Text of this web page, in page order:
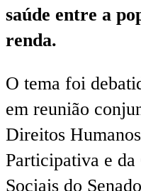
saúde entre a
renda.
O tema foi
em reunião
Direitos
Participativa e da
Sociais do